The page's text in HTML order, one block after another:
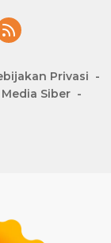
Privasi
Siber